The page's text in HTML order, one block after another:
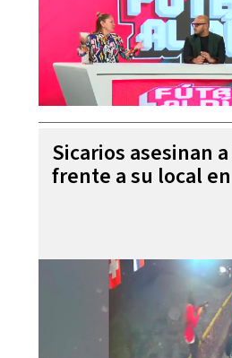
Sicarios asesinan
frente a su local